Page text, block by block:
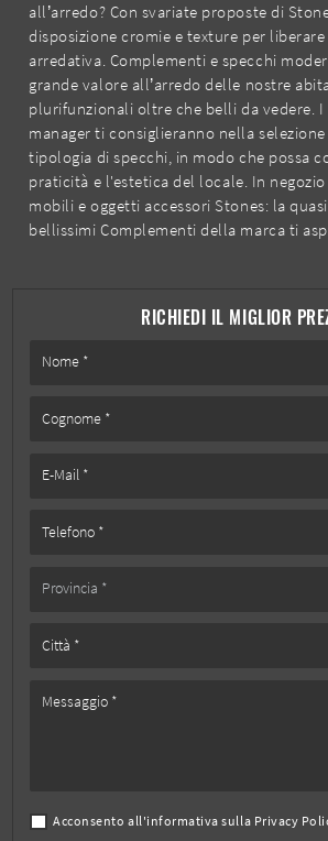
RICHIEDI IL MIGLIOR
Acconsento all'informativa sulla Privacy
all’arredo? Con svariate proposte di
disposizione cromie e texture per
arredativa. Complementi e specchi
grande valore all’arredo delle nostre
plurifunzionali oltre che belli da vedere.
manager ti consiglieranno nella
tipologia di specchi, in modo che possa
praticità e l'estetica del locale. In
mobili e oggetti accessori Stones: la
bellissimi Complementi della marca ti